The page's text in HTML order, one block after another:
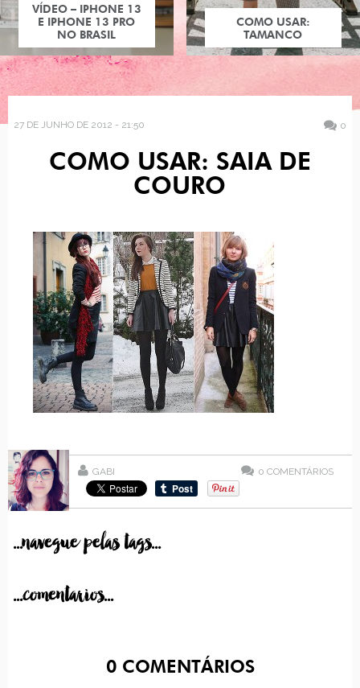
VÍDEO – IPHONE 13
E IPHONE 13 PRO
NO BRASIL
COMO USAR:
TAMANCO
27 DE JUNHO DE 2012 - 21:50 0
COMO USAR: SAIA DE
COURO
GABI 0 COMENTÁRIOS
...navegue pelas tags...
...comentarios...
0COMENTÁRIOS